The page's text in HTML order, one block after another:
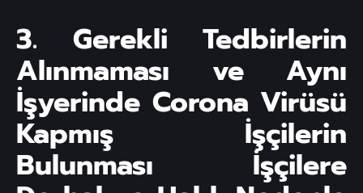
3. Gerekli Tedbirlerin
Alınmaması ve Aynı
İşyerinde Corona Virüsü
Kapmış İşçilerin
Bulunması İşçilere